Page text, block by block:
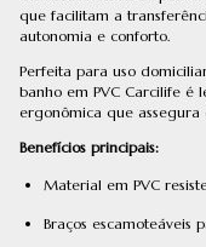
que facilitam a
autonomia e conforto.
Perfeita para uso
banho em PVC Carcilife é
ergonômica que
Benefícios principais:
Material em PVC
Braços escamoteáveis